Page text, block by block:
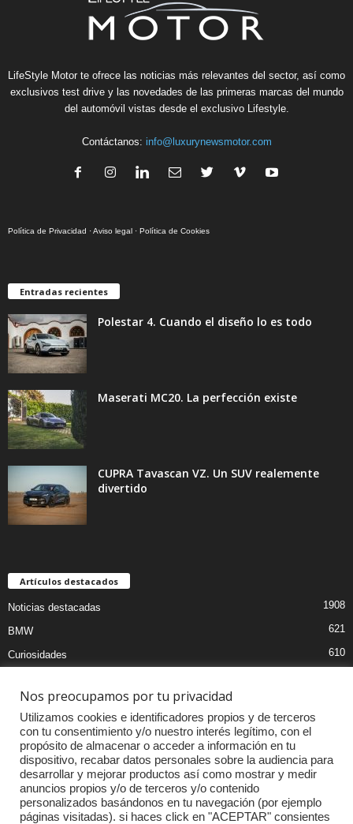
LifeStyle Motor te ofrece las noticias más relevantes del sector, así como
exclusivos test drive y las novedades de las primeras marcas del mundo
del automóvil vistas desde el exclusivo Lifestyle.
Contáctanos: info@luxurynewsmotor.com
Política de Privacidad ·Aviso legal · Política de Cookies
Entradas recientes
Polestar 4. Cuando el diseño lo es todo
Maserati MC20. La perfección existe
CUPRA Tavascan VZ. Un SUV realemente
divertido
Artículos destacados
Noticias destacadas 1908
BMW 621
Curiosidades 610
Audi
MOTOS
Competiciones
Mercedes
Porsche 232
Nos preocupamos por tu privacidad
Utilizamos cookies e identificadores propios y de terceros
con tu consentimiento y/o nuestro interés legítimo, con el
propósito de almacenar o acceder a información en tu
dispositivo, recabar datos personales sobre la audiencia para
desarrollar y mejorar productos así como mostrar y medir
anuncios propios y/o de terceros y/o contenido
personalizados basándonos en tu navegación (por ejemplo
páginas visitadas). si haces click en "ACEPTAR" consientes